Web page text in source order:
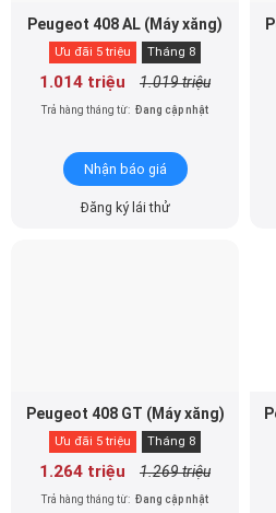
Peugeot 408 AL (Máy xăng)
Ưu đãi 5 triệu Tháng 8
1.014 triệu 1.019 triệu
Trả hàng tháng từ: Đang cập nhật
Nhận báo giá
Đăng ký lái thử
Peugeot 408 GT (Máy xăng)
Ưu đãi 5 triệu Tháng 8
1.264 triệu 1.269 triệu
Trả hàng tháng từ: Đang cập nhật